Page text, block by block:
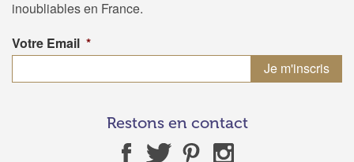
inoubliables en France.
Votre Email *
Restons en contact